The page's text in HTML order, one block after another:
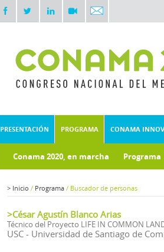
PRESENTACIÓN PROGRAMA CONAMA
Conama 2020, en marcha Programa
> Inicio / Programa / Buscador de personas
>César Agustín Blanco Arias
Técnico del Proyecto LIFE IN COMMON
USC - Universidad de Santiago de